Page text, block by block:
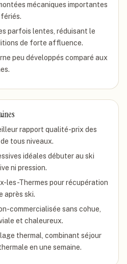
mécaniques importantes
parfois lentes, réduisant le
de forte affluence.
peu développés comparé aux
rapport qualité-prix des
tous niveaux.
idéales débuter au ski
ni pression.
les-Thermes pour récupération
après ski.
commercialisée sans cohue,
et chaleureux.
thermal, combinant séjour
en une semaine.